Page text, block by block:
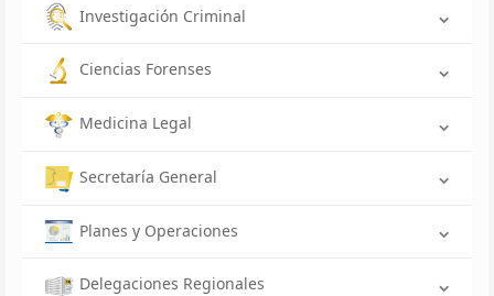
Investigación Criminal
Ciencias Forenses
Medicina Legal
Secretaría General
Planes y Operaciones
Delegaciones Regionales